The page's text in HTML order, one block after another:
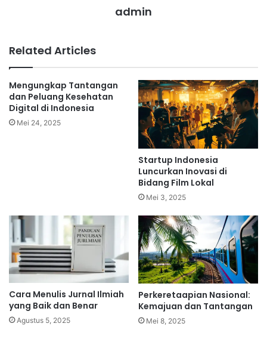
admin
Related Articles
Mengungkap Tantangan
dan Peluang Kesehatan
Digital di Indonesia
Mei 24, 2025
Startup Indonesia
Luncurkan Inovasi di
Bidang Film Lokal
Mei 3, 2025
Cara Menulis Jurnal Ilmiah
yang Baik dan Benar
Agustus 5, 2025
Perkeretaapian Nasional:
Kemajuan dan Tantangan
Mei 8, 2025